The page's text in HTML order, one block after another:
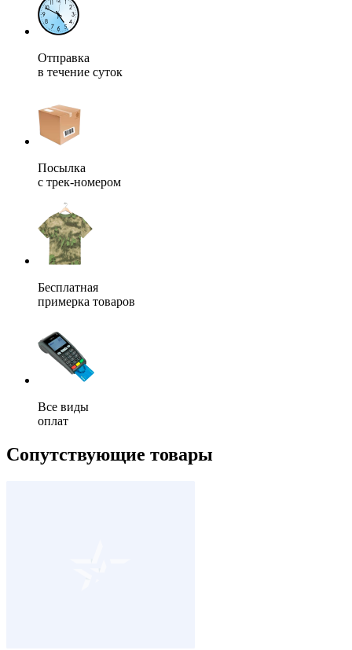
Отправка
в течение суток
Посылка
с трек-номером
Бесплатная
примерка товаров
Все виды
оплат
Сопутствующие товары